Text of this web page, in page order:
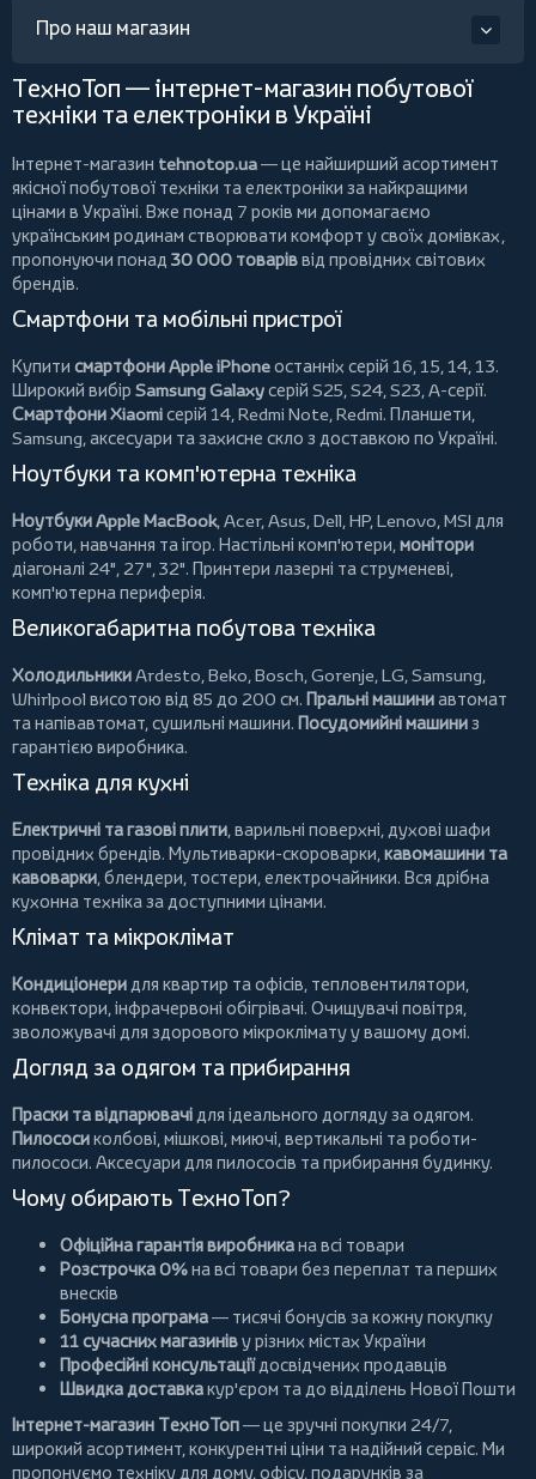
Про наш магазин
ТехноТоп — інтернет-магазин побутової
техніки та електроніки в Україні
Інтернет-магазин tehnotop.ua— це найширший асортимент
якісної побутової техніки та електроніки за найкращими
цінами в Україні. Вже понад 7 років ми допомагаємо
українським родинам створювати комфорт у своїх домівках,
пропонуючи понад 30 000 товаріввід провідних світових
брендів.
Смартфони та мобільні пристрої
Купити смартфони Apple iPhoneостанніх серій 16, 15, 14, 13.
Широкий вибір Samsung Galaxyсерій S25, S24, S23, A-серії.
Смартфони Xiaomiсерій 14, Redmi Note, Redmi. Планшети,
Samsung, аксесуари тазахисне скло з доставкою по Україні.
Ноутбуки та комп'ютерна техніка
Ноутбуки Apple MacBook,Acer,Asus,Dell,HP,Lenovo,MSI для
роботи, навчання та ігор. Настільні комп'ютери,монітори
діагоналі 24", 27", 32". Принтери лазерні та струменеві,
комп'ютерна периферія.
Великогабаритна побутова техніка
ХолодильникиArdesto,Beko,Bosch,Gorenje,LG,Samsung,
Whirlpool висотою від 85 до 200 см. Пральні машиниавтомат
та напівавтомат,сушильні машини. Посудомийні машиниз
гарантією виробника.
Техніка для кухні
Електричні та газові плити, варильні поверхні, духові шафи
провідних брендів. Мультиварки-скороварки,кавомашини та
кавоварки,блендери, тостери,електрочайники. Вся дрібна
кухонна техніка за доступними цінами.
Клімат та мікроклімат
Кондиціонеридля квартир та офісів, тепловентилятори,
конвектори,інфрачервоні обігрівачі. Очищувачі повітря,
зволожувачі для здорового мікроклімату у вашому домі.
Догляд за одягом та прибирання
Праски та відпарювачідля ідеального догляду за одягом.
Пилососиколбові,мішкові,миючі,вертикальні тароботи-
пилососи. Аксесуари для пилососів та прибирання будинку.
Чому обирають ТехноТоп?
Офіційна гарантія виробникана всі товари
Розстрочка 0%на всі товари без переплат та перших
внесків
Бонусна програма— тисячі бонусів за кожну покупку
11 сучасних магазиніву різних містах України
Професійні консультаціїдосвідчених продавців
Швидка доставкакур'єром та до відділень Нової Пошти
Інтернет-магазин ТехноТоп— це зручні покупки 24/7,
широкий асортимент, конкурентні ціни та надійний сервіс. Ми
пропонуємо техніку для дому, офісу, подарунків за